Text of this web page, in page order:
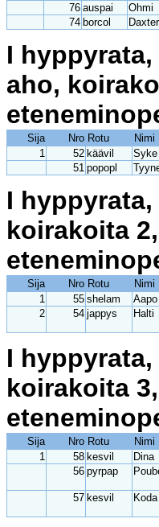
76 auspai Ohmi
74 borcol Daxter
I
aho,
Sija Nro Rotu Nimi
1
52 käävil Syke
51 popopl
I
koirakoita
Sija Nro Rotu Nimi
1
55 shelam Aapo
2
54 jappys Halti
I
koirakoita
Sija Nro Rotu Nimi
1
58 kesvil Dina
56 pyrpap
57 kesvil Koda